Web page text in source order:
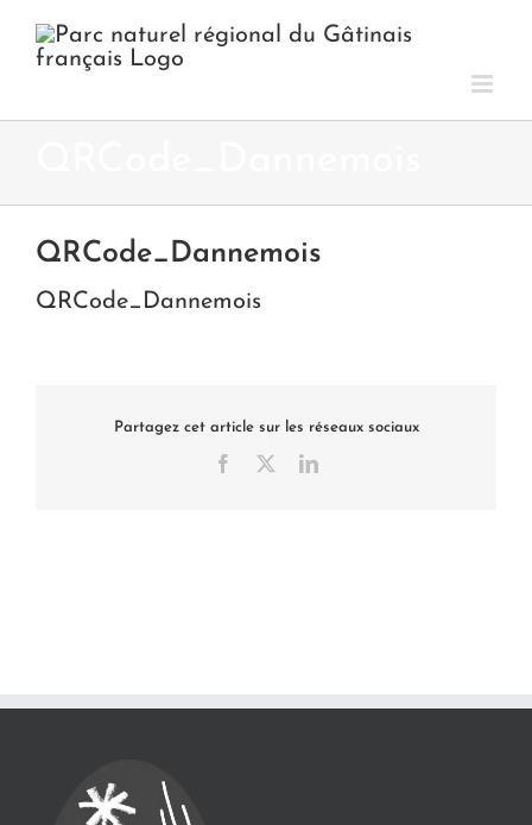
contenu
QRCode_Dannemois
QRCode_Dannemois
Partagez cet article sur les réseaux sociaux
Facebook LinkedIn